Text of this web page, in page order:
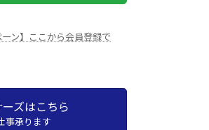
ーン】ここから会員登録で
ズはこちら
事承ります